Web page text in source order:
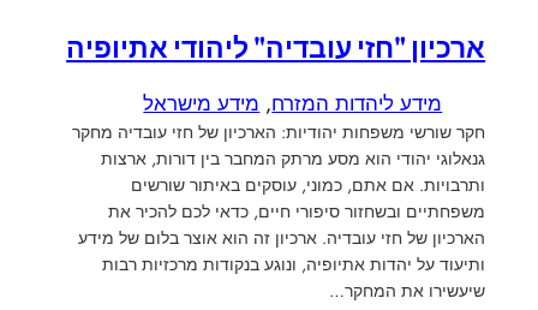
ארכיון "חזי עובדיה" ליהודי אתיופיה
מידע ליהדות המזרח, מידע מישראל
חקר שורשי משפחות יהודיות: הארכיון של חזי עובדיה מחקר
גנאלוגי יהודי הוא מסע מרתק המחבר בין דורות, ארצות
ותרבויות. אם אתם, כמוני, עוסקים באיתור שורשים
משפחתיים ובשחזור סיפורי חיים, כדאי לכם להכיר את
הארכיון של חזי עובדיה. ארכיון זה הוא אוצר בלום של מידע
ותיעוד על יהדות אתיופיה, ונוגע בנקודות מרכזיות רבות
שיעשירו את המחקר…